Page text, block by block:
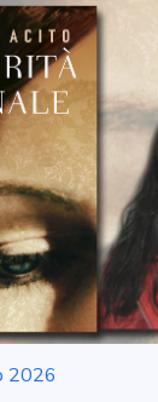
2026